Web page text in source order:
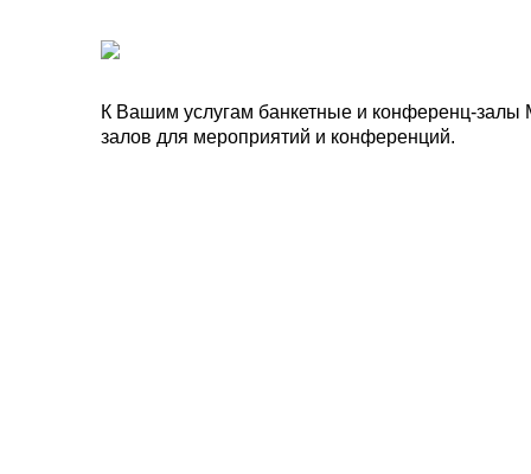
К Вашим услугам банкетные и конференц-залы
залов для мероприятий и конференций.